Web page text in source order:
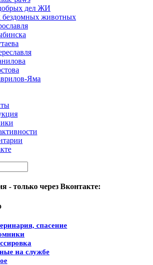
дел ЖИ
бездомных животных
Яма
- только через Вконтакте:
спасение
на службе